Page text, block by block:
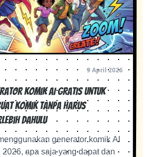
9 April 2026
Komik AI Gratis untuk
Komik Tanpa Harus
Dahulu
generator komik AI
2026, apa saja yang dapat dan